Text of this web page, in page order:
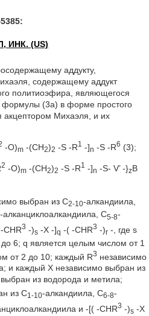
ИНК. (US)
аддукту,
содержащему аддукт
политиоэфира, являющегося
формулы (3a) в форме простого
Михаэля, и их
-O)m-(CH2)2 -S -R1 -]n -S -R6 (3);
2 -O)m-(CH2)2 -S -R1 -]n -S- V’ -}zB
выбран из C2-10-алкандиила,
-алканциклоалкандиила, C5-8-
CHR3 -)s-X -]q -( -CHR3 -)r-, где s
6; q является целым числом от 1
от 2 до 10; каждый R3 независимо
и каждый X независимо выбран из
из водорода и метила;
из C1-10-алкандиила, C6-8-
и -[( -CHR3 -)s-X